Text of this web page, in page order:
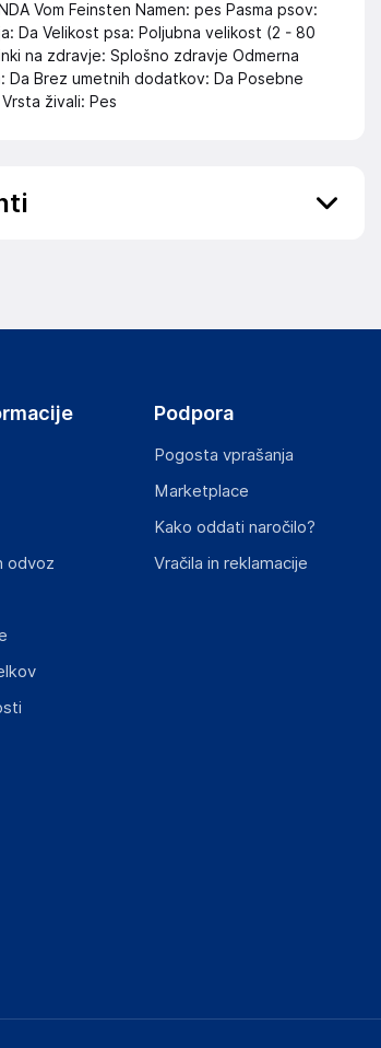
Vom Feinsten Namen: pes Pasma psov:
Da Velikost psa: Poljubna velikost (2 - 80
na zdravje: Splošno zdravje Odmerna
Da Brez umetnih dodatkov: Da Posebne
živali: Pes
izdelka z zahtevanimi predpisi.
odvoz
Podpora
Pogosta vprašanja
Marketplace
Kako oddati naročilo?
Vračila in reklamacije